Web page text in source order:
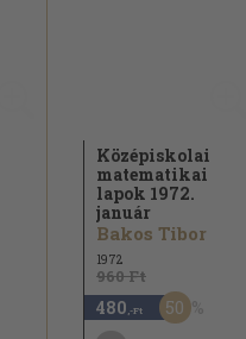
Középiskolai
matematikai
lapok 1972.
január
Bakos Tibor
1972
960 Ft
480 ,-Ft 50